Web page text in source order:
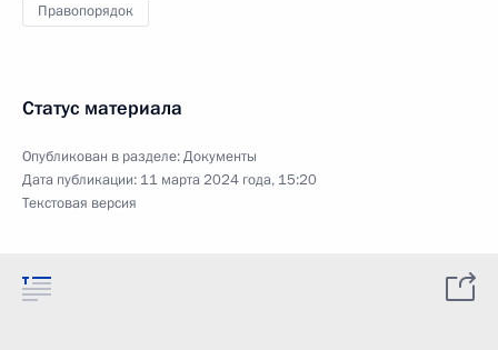
Правопорядок
Статус материала
Опубликован в разделе:Документы
Дата публикации: 11 марта 2024 года, 15:20
Текстовая версия